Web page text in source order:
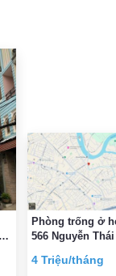
Phòng trống ở
566 Nguyễn
Đông)
4 Triệu/tháng